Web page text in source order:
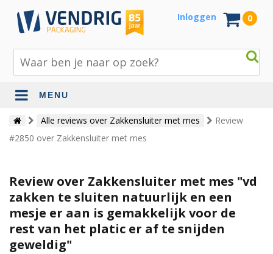
Inloggen 0
MENU
Beschermingsmateriaal
Bouw- en tuinmaterialen
Jute en lopers
Papier en karton
Tape en stickers
Alle reviews over Zakkensluiter met mes
Review
#2850 over Zakkensluiter met mes
Review over Zakkensluiter met mes "vd
zakken te sluiten natuurlijk en een
mesje er aan is gemakkelijk voor de
rest van het platic er af te snijden
geweldig"